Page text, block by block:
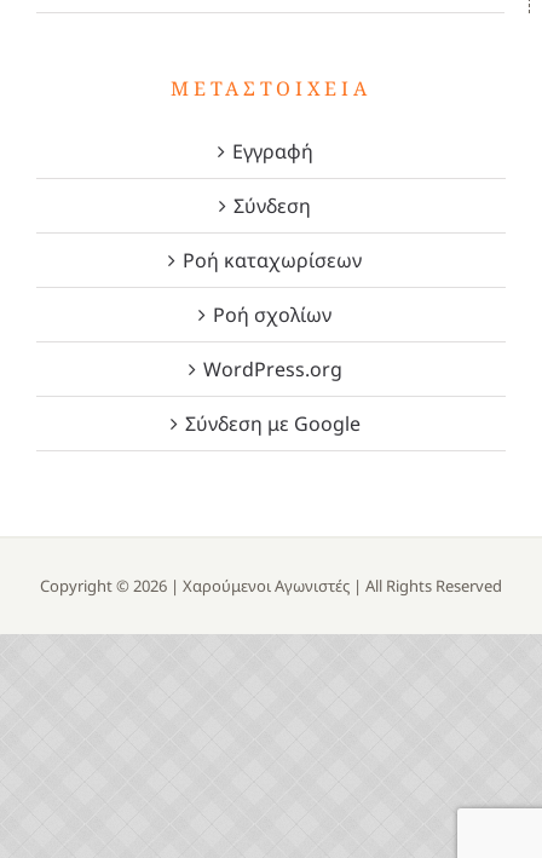
ΜΕΤΑΣΤΟΙΧΕΊΑ
Εγγραφή
Σύνδεση
Ροή καταχωρίσεων
Ροή σχολίων
WordPress.org
Σύνδεση με Google
Copyright © 2026 | Χαρούμενοι Αγωνιστές | All Rights Reserved